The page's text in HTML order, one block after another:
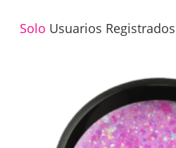
Solo Usuarios Registrados